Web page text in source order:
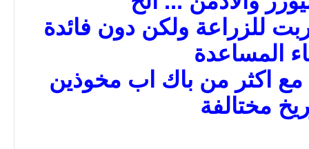
للزراعة ولكن دون فائدة
المساعدة
مع اكثر من باك اب مخوذين
مختالفة